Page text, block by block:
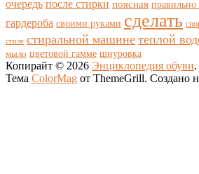
очередь после стирки поясная правильно
гардероба своими руками сделать
стиле стиральной машине теплой
мыло цветовой гамме шнуровка
Копирайт © 2026 Энциклопедия обуви
Тема ColorMag от ThemeGrill. Создано